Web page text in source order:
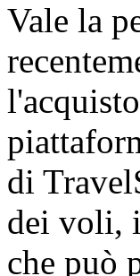
Vale la
di
dei voli,
che può